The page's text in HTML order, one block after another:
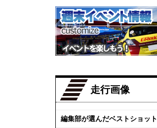
走行画像
編集部が選んだベストショット